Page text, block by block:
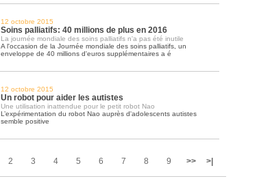
12 octobre 2015
Soins palliatifs: 40 millions de plus en 2016
La journée mondiale des soins palliatifs n'a pas été inutile
A l'occasion de la Journée mondiale des soins palliatifs, un
enveloppe de 40 millions d'euros supplémentaires a é
12 octobre 2015
Un robot pour aider les autistes
Une utilisation inattendue pour le petit robot Nao
L’expérimentation du robot Nao auprès d'adolescents autistes
semble positive
2 3 4 5 6 7 8 9 >> >|